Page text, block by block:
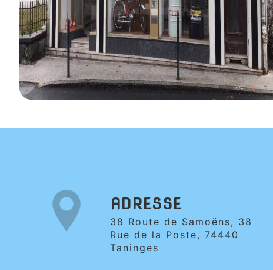
ADRESSE
38 Route de Samoëns, 38
Rue de la Poste, 74440
Taninges